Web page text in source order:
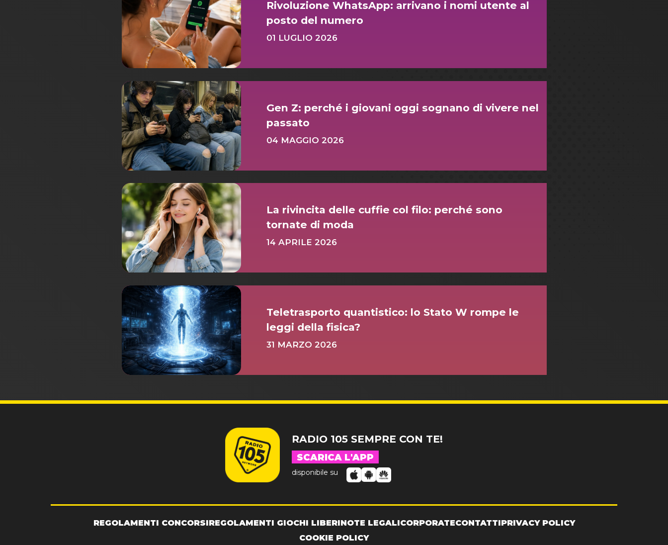
Rivoluzione WhatsApp: arrivano i nomi utente al
posto del numero
01 LUGLIO 2026
Gen Z: perché i giovani oggi sognano di vivere nel
passato
04 MAGGIO 2026
La rivincita delle cuffie col filo: perché sono
tornate di moda
14 APRILE 2026
Teletrasporto quantistico: lo Stato W rompe le
leggi della fisica?
31 MARZO 2026
RADIO 105 SEMPRE CON TE!
SCARICA L'APP
disponibile su
REGOLAMENTI CONCORSIREGOLAMENTI GIOCHI LIBERINOTE LEGALICORPORATECONTATTIPRIVACY POLICY
COOKIE POLICY